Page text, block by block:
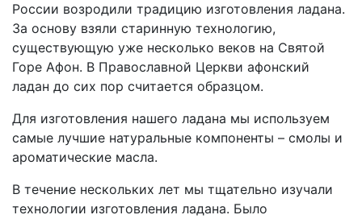
России возродили традицию изготовления ладана.
За основу взяли старинную технологию,
существующую уже несколько веков на Святой
Горе Афон. В Православной Церкви афонский
ладан до сих пор считается образцом.
Для изготовления нашего ладана мы используем
самые лучшие натуральные компоненты – смолы и
ароматические масла.
В течение нескольких лет мы тщательно изучали
технологии изготовления ладана. Было